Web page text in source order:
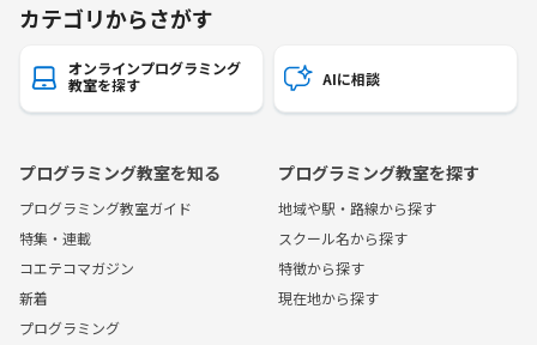
カテゴリからさがす
オンラインプログラミング
教室を探す
AIに相談
プログラミング教室を知る
プログラミング教室ガイド
特集・連載
コエテコマガジン
新着
プログラミング
プログラミング教室を探す
地域や駅・路線から探す
スクール名から探す
特徴から探す
現在地から探す